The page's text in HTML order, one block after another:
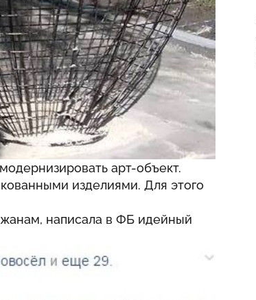
арт-объект.
изделиями. Для этого
написала в ФБ идейный